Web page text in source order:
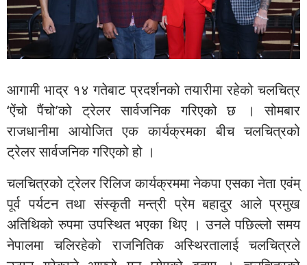
आगामी भाद्र १४ गतेबाट प्रदर्शनको तयारीमा रहेको चलचित्र
‘ऐंचो पैंचो’को ट्रेलर सार्वजनिक गरिएको छ । सोमबार
राजधानीमा आयोजित एक कार्यक्रमका बीच चलचित्रको
ट्रेलर सार्वजनिक गरिएको हो ।
चलचित्रको ट्रेलर रिलिज कार्यक्रममा नेकपा एसका नेता एवंम्
पूर्व पर्यटन तथा संस्कृती मन्त्री प्रेम बहादुर आले प्रमुख
अतिथिको रुपमा उपस्थित भएका थिए । उनले पछिल्लो समय
नेपालमा चलिरहेको राजनितिक अस्थिरतालाई चलचित्रले